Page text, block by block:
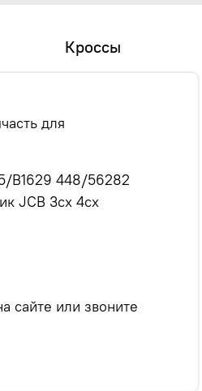
Кроссы
для
B1629 448/56282
JCB 3cx 4cx
сайте или звоните